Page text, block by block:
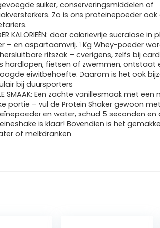
suiker, conserveringsmiddelen of
Zo is ons proteïnepoeder
KALORIEËN: door calorievrije sucralose in
– en aspartaamvrij. 1 Kg Whey-poeder
ritszak – overigens, zelfs bij
hardlopen, fietsen of zwemmen, ontstaat
eiwitbehoefte. Daarom is het ook
bij duursporters
SMAAK: Een zachte vanillesmaak met een
portie – vul de Protein Shaker gewoon
en water, schud 5 seconden en
is klaar! Bovendien is het
of melkdranken